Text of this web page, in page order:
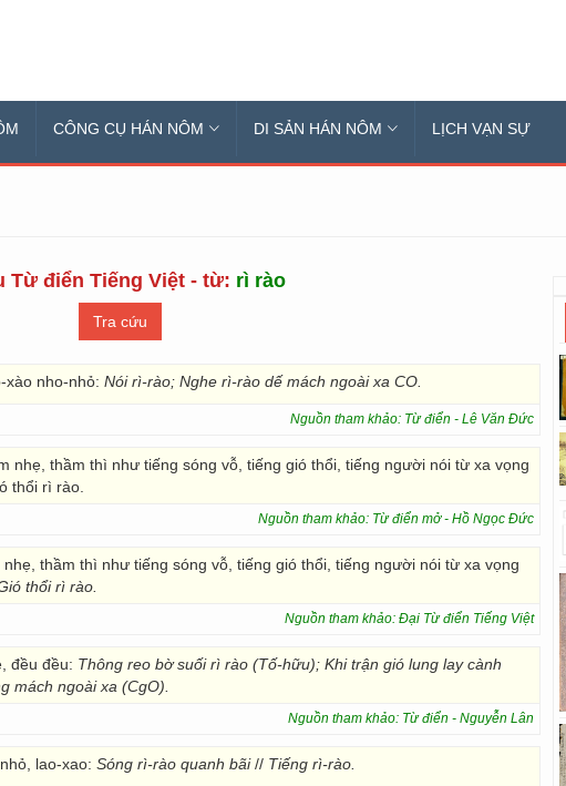
CÔNG CỤ HÁN NÔM DI SẢN HÁN NÔM LỊCH VẠN SỰ
Từ điển Tiếng Việt - từ: rì rào
xào nho-nhỏ: Nói rì-rào; Nghe rì-rào dế mách ngoài xa CO.
Nguồn tham khảo: Từ điển - Lê Văn Đức
nhẹ, thầm thì như tiếng sóng vỗ, tiếng gió thổi, tiếng người nói từ xa vọng
thổi rì rào.
Nguồn tham khảo: Từ điển mở - Hồ Ngọc Đức
thầm thì như tiếng sóng vỗ, tiếng gió thổi, tiếng người nói từ xa vọng
thổi rì rào.
Nguồn tham khảo: Đại Từ điển Tiếng Việt
đều đều: Thông reo bờ suối rì rào (Tố-hữu); Khi trận gió lung lay cành
mách ngoài xa (CgO).
Nguồn tham khảo: Từ điển - Nguyễn Lân
lao-xao: Sóng rì-rào quanh bãi// Tiếng rì-rào.